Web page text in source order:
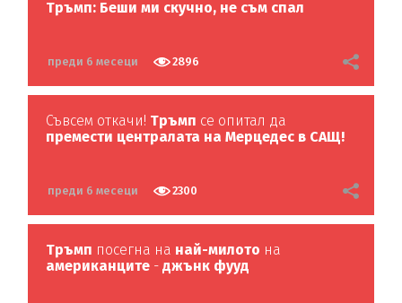
Тръмп: Беши ми скучно, не съм спал
преди 6 месеци 2896
Съвсем откачи! Тръмп се опитал да
премести централата на Мерцедес в САЩ!
преди 6 месеци 2300
Тръмп посегна на най-милото на
американците -джънк фууд